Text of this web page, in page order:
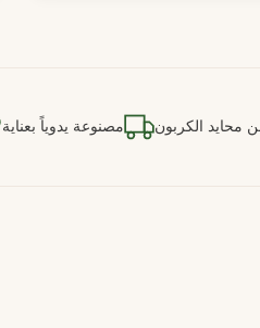
مصنوعة يدوياً بعناية محايد الكربون